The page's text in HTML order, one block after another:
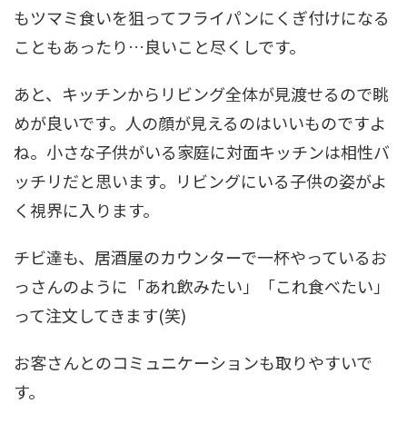
もツマミ食いを狙ってフライパンにくぎ付けになる
こともあったり…良いこと尽くしです。
あと、キッチンからリビング全体が見渡せるので眺
めが良いです。人の顔が見えるのはいいものですよ
ね。小さな子供がいる家庭に対面キッチンは相性バ
ッチリだと思います。リビングにいる子供の姿がよ
く視界に入ります。
チビ達も、居酒屋のカウンターで一杯やっているお
っさんのように「あれ飲みたい」「これ食べたい」
って注文してきます(笑)
お客さんとのコミュニケーションも取りやすいで
す。